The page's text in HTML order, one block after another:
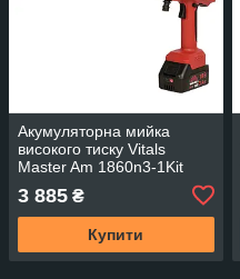
Акумуляторна мийка
високого тиску Vitals
Master Am 1860n3-1Kit
3 885 ₴
Купити